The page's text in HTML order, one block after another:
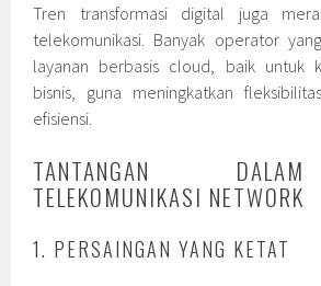
Tren transformasi digital juga
telekomunikasi. Banyak operator
layanan berbasis cloud, baik untuk
bisnis, guna meningkatkan
efisiensi.
TANTANGAN
TELEKOMUNIKASI NETWORK
1. PERSAINGAN YANG KETAT